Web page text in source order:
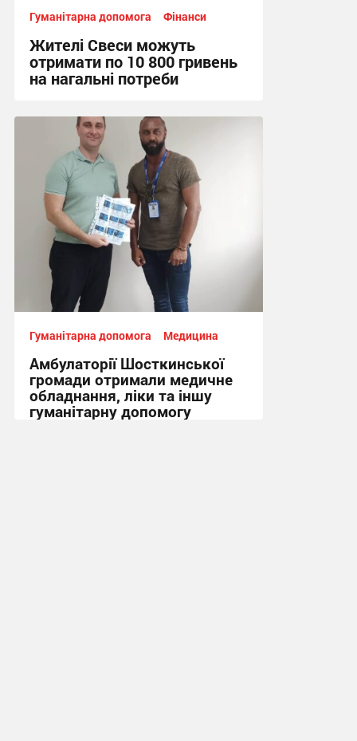
Гуманітарна допомога Фінанси
Жителі Свеси можуть
отримати по 10 800 гривень
на нагальні потреби
14:30, 6.08.2026
Гуманітарна допомога Медицина
Амбулаторії Шосткинської
громади отримали медичне
обладнання, ліки та іншу
гуманітарну допомогу